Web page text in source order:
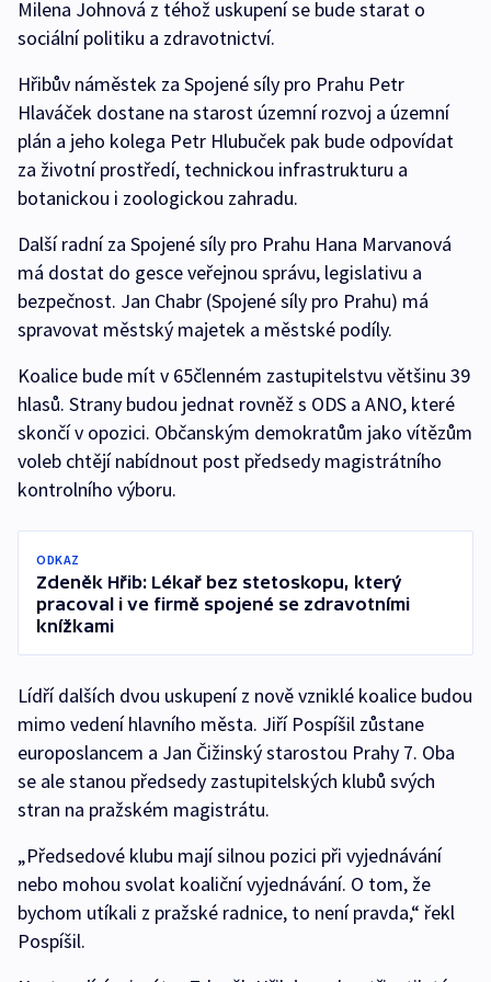
Milena Johnová z téhož uskupení se bude starat o
sociální politiku a zdravotnictví.
Hřibův náměstek za Spojené síly pro Prahu Petr
Hlaváček dostane na starost územní rozvoj a územní
plán a jeho kolega Petr Hlubuček pak bude odpovídat
za životní prostředí, technickou infrastrukturu a
botanickou i zoologickou zahradu.
Další radní za Spojené síly pro Prahu Hana Marvanová
má dostat do gesce veřejnou správu, legislativu a
bezpečnost. Jan Chabr (Spojené síly pro Prahu) má
spravovat městský majetek a městské podíly.
Koalice bude mít v 65členném zastupitelstvu většinu 39
hlasů. Strany budou jednat rovněž s ODS a ANO, které
skončí v opozici. Občanským demokratům jako vítězům
voleb chtějí nabídnout post předsedy magistrátního
kontrolního výboru.
ODKAZ
Zdeněk Hřib: Lékař bez stetoskopu, který
pracoval i ve firmě spojené se zdravotními
knížkami
Lídří dalších dvou uskupení z nově vzniklé koalice budou
mimo vedení hlavního města. Jiří Pospíšil zůstane
europoslancem a Jan Čižinský starostou Prahy 7. Oba
se ale stanou předsedy zastupitelských klubů svých
stran na pražském magistrátu.
„Předsedové klubu mají silnou pozici při vyjednávání
nebo mohou svolat koaliční vyjednávání. O tom, že
bychom utíkali z pražské radnice, to není pravda,“ řekl
Pospíšil.